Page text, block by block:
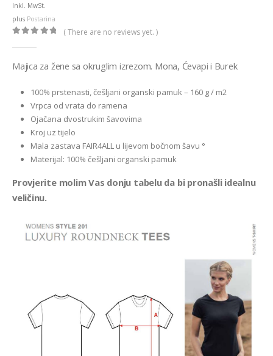
Inkl. MwSt.
plus Postarina
( There are no reviews yet. )
Majica za žene sa okruglim izrezom. Mona, Ćevapi i Burek
100% prstenasti, češljani organski pamuk – 160 g / m2
Vrpca od vrata do ramena
Ojačana dvostrukim šavovima
Kroj uz tijelo
Mala zastava FAIR4ALL u lijevom bočnom šavu °
Materijal: 100% češljani organski pamuk
Provjerite molim Vas donju tabelu da bi pronašli idealnu
veličinu.